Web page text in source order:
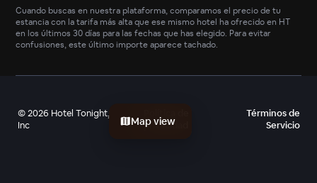
Cuando buscas en nuestra plataforma, comparamos el precio de tu
estancia con la tarifa más alta que ese mismo hotel ha ofrecido en HT
en los últimos 30 días para las fechas que has elegido. Para evitar
confusiones, este último importe aparece tachado.
©2026 Hotel Tonight,
Inc
privacidad
Términos de
Servicio
Map view